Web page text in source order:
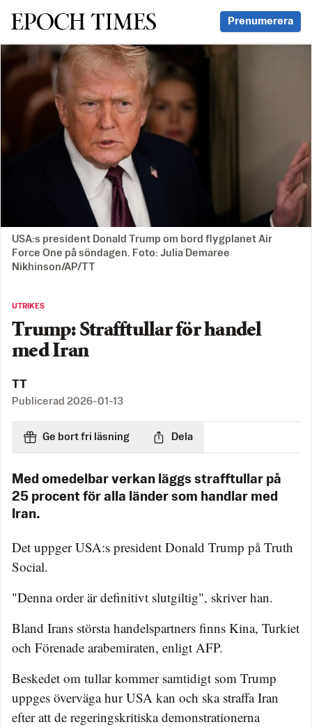
Svenska Epoch Times Prenumerera
USA:s president Donald Trump om bord flygplanet Air
Force One på söndagen. Foto: Julia Demaree
Nikhinson/AP/TT
UTRIKES
Trump: Strafftullar för handel
med Iran
TT
Publicerad 2026-01-13
Ge bort fri läsning Dela
Med omedelbar verkan läggs strafftullar på
25 procent för alla länder som handlar med
Iran.
Det uppger USA:s president Donald Trump på Truth
Social.
"Denna order är definitivt slutgiltig", skriver han.
Bland Irans största handelspartners finns Kina, Turkiet
och Förenade arabemiraten, enligt AFP.
Beskedet om tullar kommer samtidigt som Trump
uppges överväga hur USA kan och ska straffa Iran
efter att de regeringskritiska demonstrationerna